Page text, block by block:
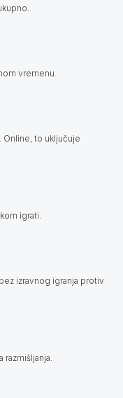
vremenu.
Online, to uključuje
igrati.
izravnog igranja protiv